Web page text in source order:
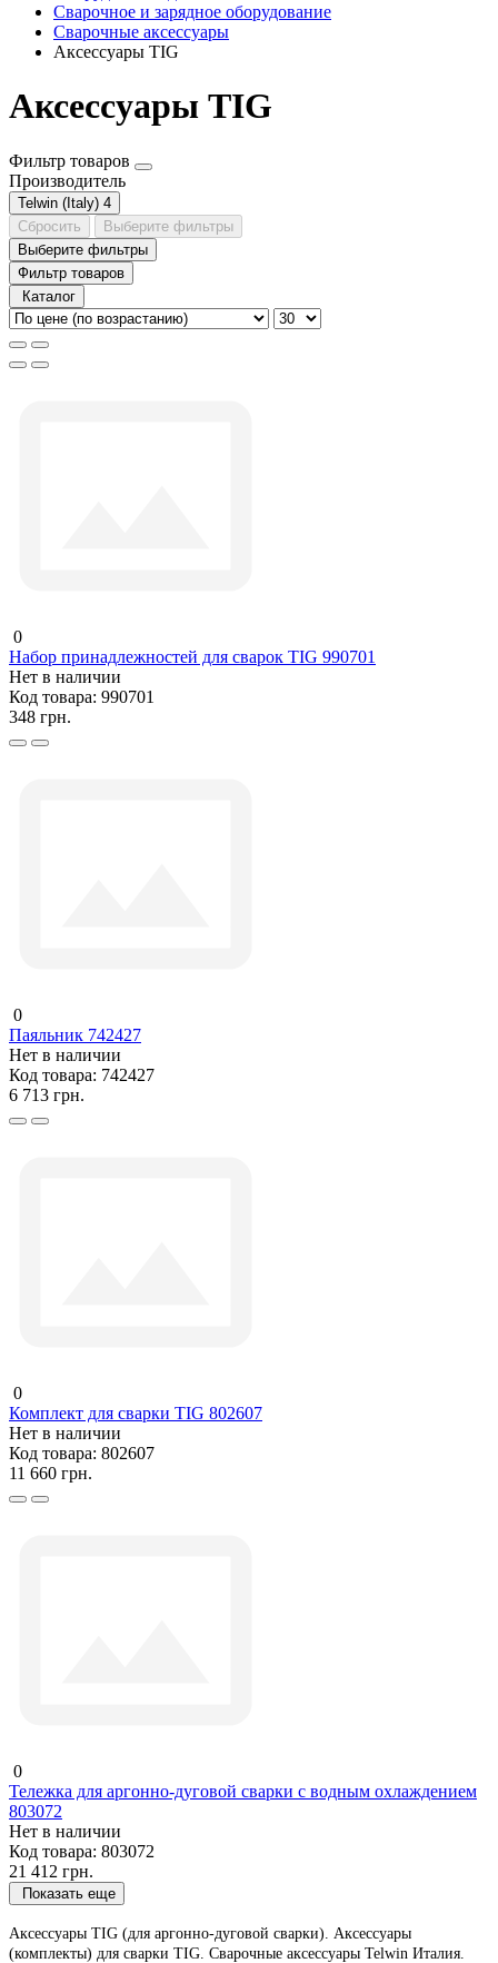
Сварочное и зарядное оборудование
Сварочные аксессуары
Аксессуары TIG
Аксессуары TIG
Фильтр товаров
Производитель
Telwin (Italy) 4
Сбросить
Выберите фильтры
Выберите фильтры
Фильтр товаров
Каталог
0
Набор принадлежностей для сварок TIG 990701
Нет в наличии
Код товара: 990701
348 грн.
0
Паяльник 742427
Нет в наличии
Код товара: 742427
6 713 грн.
0
Комплект для сварки TIG 802607
Нет в наличии
Код товара: 802607
11 660 грн.
0
Тележка для аргонно-дуговой сварки с водным охлаждением
803072
Нет в наличии
Код товара: 803072
21 412 грн.
Показать еще
Аксессуары TIG (для аргонно-дуговой сварки). Аксессуары
(комплекты) для сварки TIG. Сварочные аксессуары Telwin Италия.